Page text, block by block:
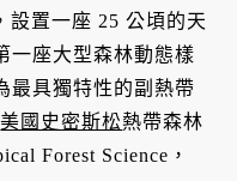
設置一座 25 公頃的天
一座大型森林動態樣
最具獨特性的副熱帶
美國史密斯松熱帶森林
Forest Science，